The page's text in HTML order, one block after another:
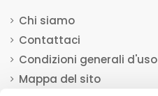
Chi siamo
Contattaci
Condizioni generali d'uso
Mappa del sito